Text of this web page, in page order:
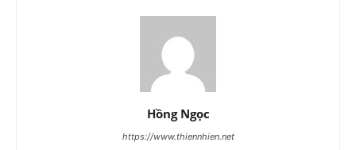
Hồng Ngọc
https://www.thiennhien.net